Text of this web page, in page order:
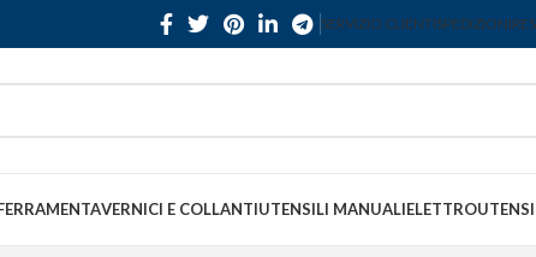
SERVIZIO CLIENTISPEDIZIONI
VERNICI E COLLANTIUTENSILI MANUALI